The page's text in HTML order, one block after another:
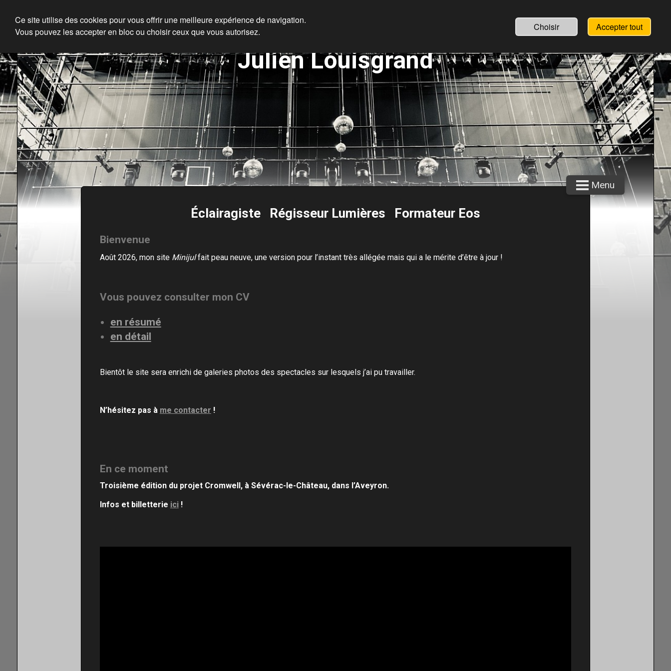
Julien Louisgrand
Menu
En résumé
Mon CV
Éclairagiste Régisseur Lumières Formateur Eos
Bienvenue
Août 2026, mon site Minijulfait peau neuve,une version pour l’instant très allégée mais qui a le mérite d’être à jour !
Vous pouvez consulter mon CV
en résumé
en détail
Bientôt le site sera enrichi de galeries photos des spectacles sur lesquels j’ai pu travailler.
N’hésitez pas à me contacter !
En ce moment
Troisième édition du projet Cromwell, à Sévérac-le-Château, dans l’Aveyron.
Infos et billetterie ici!
Ce site utilise des cookies pour vous offrir une meilleure expérience de navigation.
Vous pouvez les accepter en bloc ou choisir ceux que vous autorisez.
Choisir Accepter tout